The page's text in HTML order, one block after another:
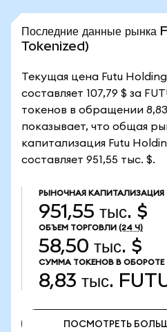
Последние данные
Tokenized)
Текущая цена Futu
составляет 107,79 $ за
токенов в обращении
показывает, что общая
капитализация Futu
составляет 951,55 тыс. $.
РЫНОЧНАЯ КАПИТАЛИЗАЦИЯ
951,55 тыс. $
ОБЪЕМ ТОРГОВЛИ (24 Ч)
58,50 тыс. $
СУММА ТОКЕНОВ В ОБОРОТЕ
8,83 тыс.
ПОСМОТРЕТЬ